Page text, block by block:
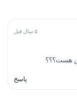
۵ سال قبل
پاسخ